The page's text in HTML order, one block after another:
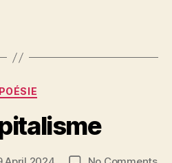
Categories
POÉSIE
on